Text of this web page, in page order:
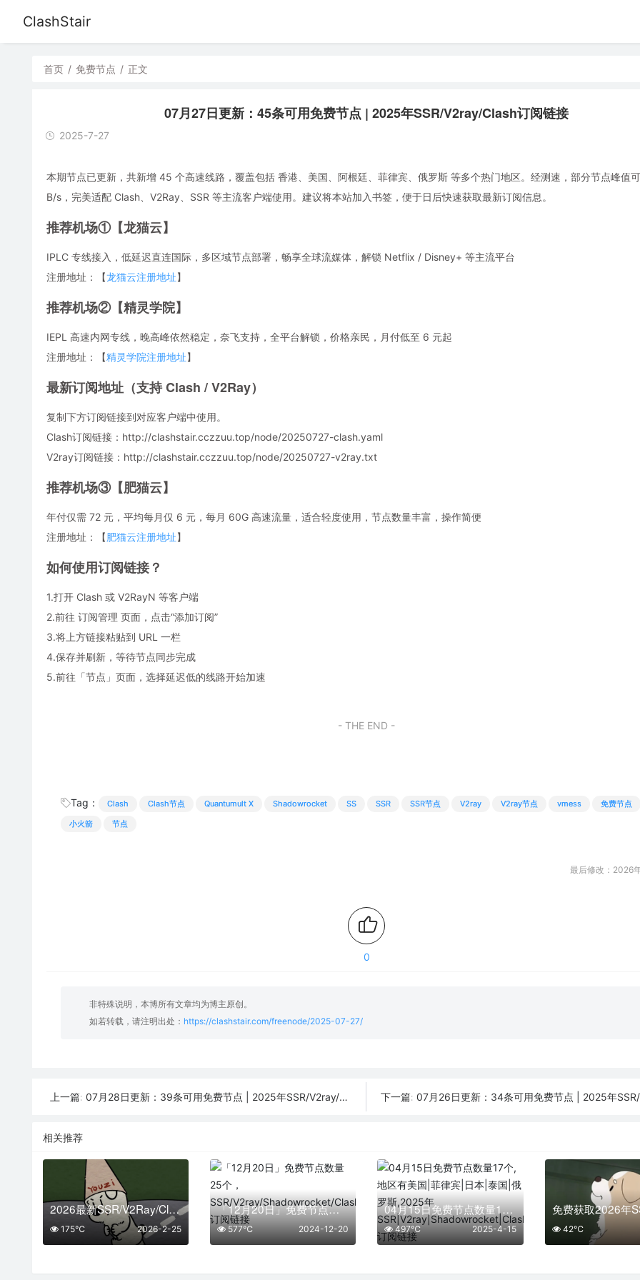
ClashStair
首页 / 免费节点 / 正文
07月27日更新：45条可用免费节点 | 2025年SSR/V2ray/Clash订阅链接
2025-7-27
本期节点已更新，共新增 45 个高速线路，覆盖包括 香港、美国、阿根廷、菲律宾、俄罗斯 等多个热门地区。经测速，部分节点峰值
B/s，完美适配 Clash、V2Ray、SSR 等主流客户端使用。建议将本站加入书签，便于日后快速获取最新订阅信息。
推荐机场①【龙猫云】
IPLC 专线接入，低延迟直连国际，多区域节点部署，畅享全球流媒体，解锁 Netflix / Disney+ 等主流平台
注册地址：【龙猫云注册地址】
推荐机场②【精灵学院】
IEPL 高速内网专线，晚高峰依然稳定，奈飞支持，全平台解锁，价格亲民，月付低至 6 元起
注册地址：【精灵学院注册地址】
最新订阅地址（支持 Clash / V2Ray）
复制下方订阅链接到对应客户端中使用。
Clash订阅链接：http://clashstair.cczzuu.top/node/20250727-clash.yaml
V2ray订阅链接：http://clashstair.cczzuu.top/node/20250727-v2ray.txt
推荐机场③【肥猫云】
年付仅需 72 元，平均每月仅 6 元，每月 60G 高速流量，适合轻度使用，节点数量丰富，操作简便
注册地址：【肥猫云注册地址】
如何使用订阅链接？
1.打开 Clash 或 V2RayN 等客户端
2.前往 订阅管理 页面，点击“添加订阅”
3.将上方链接粘贴到 URL 一栏
4.保存并刷新，等待节点同步完成
5.前往「节点」页面，选择延迟低的线路开始加速
- THE END -
Tag： Clash Clash节点 Quantumult X Shadowrocket SS SSR SSR节点 V2ray V2ray节点 vmess
免费节点
小火箭
节点
最后修改：2026
0
非特殊说明，本博所有文章均为博主原创。
如若转载，请注明出处： https://clashstair.com/freenode/2025-07-27/
上一篇: 07月28日更新：39条可用免费节点 | 2025年SSR/V2ray/Clash订阅链接 下一篇: 07月26日更新：34条可用免费节点 | 2025年SSR/V2ray/Clash
相关推荐
2026最新SSR/V2Ray/Clash免费节点 | 02月25日可用订阅
2026-2-25
175℃
「12月20日」免费节点数量25个，SSR/V2ray/Shadowrocket/Clash订阅链接
2024-12-20
577℃
04月15日免费节点数量17个,地区有美国|菲律宾|日本|泰国|俄罗斯,2025年SSR|V2ray|Shadowrocket|Clash订阅链接
2025-4-15
497℃ 42℃